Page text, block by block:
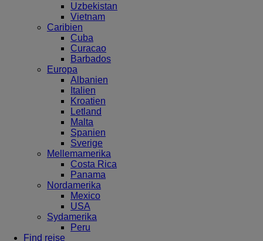
Uzbekistan
Vietnam
Caribien
Cuba
Curacao
Barbados
Europa
Albanien
Italien
Kroatien
Letland
Malta
Spanien
Sverige
Mellemamerika
Costa Rica
Panama
Nordamerika
Mexico
USA
Sydamerika
Peru
Find rejse